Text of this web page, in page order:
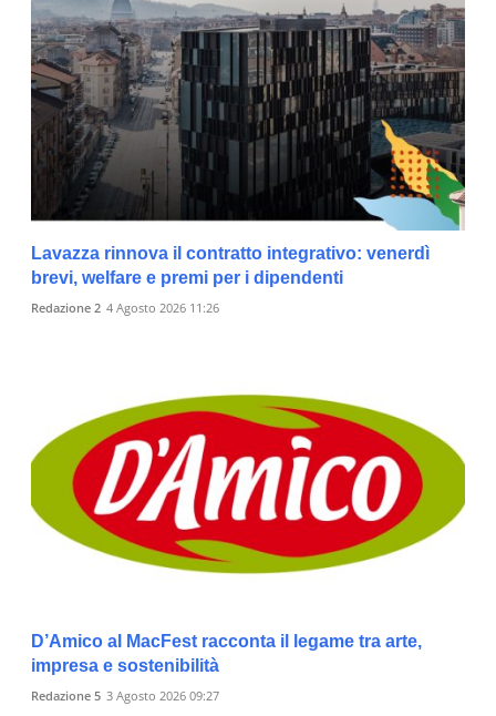
Lavazza rinnova il contratto integrativo: venerdì
brevi, welfare e premi per i dipendenti
Redazione 2 4 Agosto 2026 11:26
D’Amico al MacFest racconta il legame tra arte,
impresa e sostenibilità
Redazione 5 3 Agosto 2026 09:27